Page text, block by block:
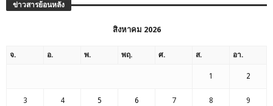
ข่าวสารย้อนหลัง
สิงหาคม 2026
จ. อ. พ. พฤ. ศ. ส. อา.
1 2
3 4 5 6 7 8 9